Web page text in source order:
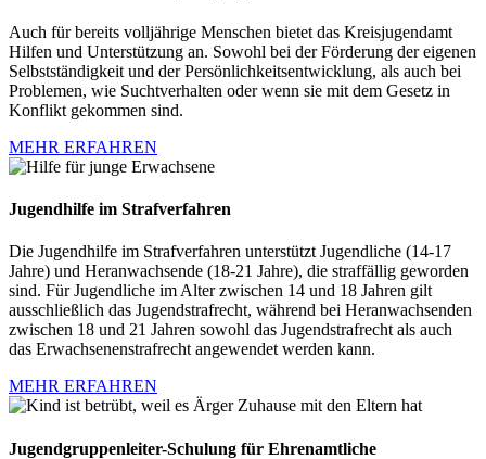
Auch für bereits volljährige Menschen bietet das Kreisjugendamt
Hilfen und Unterstützung an. Sowohl bei der Förderung der eigenen
Selbstständigkeit und der Persönlichkeitsentwicklung, als auch bei
Problemen, wie Suchtverhalten oder wenn sie mit dem Gesetz in
Konflikt gekommen sind.
MEHR ERFAHREN
Jugendhilfe im Strafverfahren
Die Jugendhilfe im Strafverfahren unterstützt Jugendliche (14-17
Jahre) und Heranwachsende (18-21 Jahre), die straffällig geworden
sind. Für Jugendliche im Alter zwischen 14 und 18 Jahren gilt
ausschließlich das Jugendstrafrecht, während bei Heranwachsenden
zwischen 18 und 21 Jahren sowohl das Jugendstrafrecht als auch
das Erwachsenenstrafrecht angewendet werden kann.
MEHR ERFAHREN
Jugendgruppenleiter-Schulung für Ehrenamtliche